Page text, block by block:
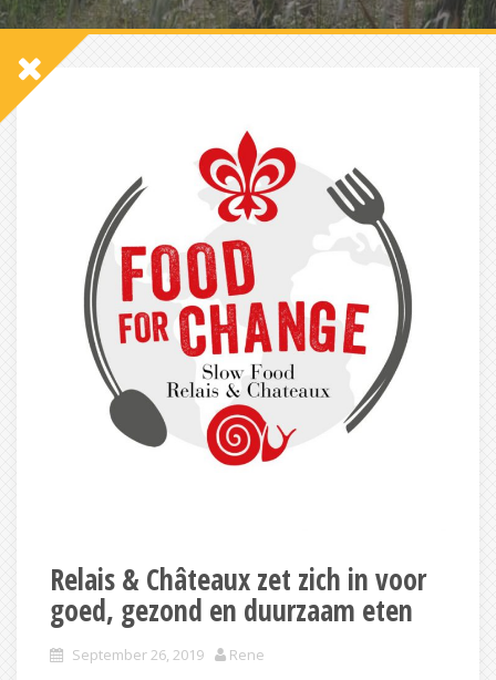
Relais & Châteaux zet zich in voor
goed, gezond en duurzaam eten
September 26, 2019 Rene